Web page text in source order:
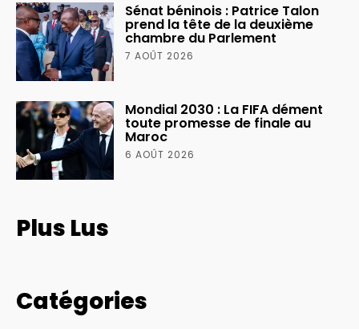
Sénat béninois : Patrice Talon
prend la tête de la deuxième
chambre du Parlement
7 AOÛT 2026
Mondial 2030 : La FIFA dément
toute promesse de finale au
Maroc
6 AOÛT 2026
Plus Lus
Catégories